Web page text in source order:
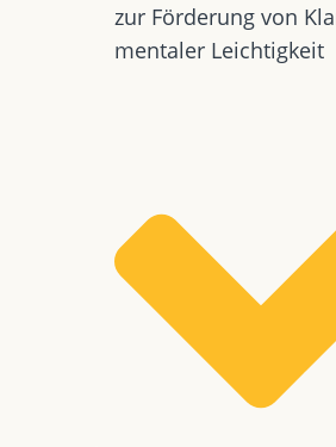
zur Förderung von
mentaler Leichtigkeit